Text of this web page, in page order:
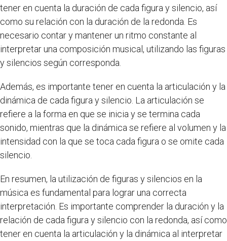
tener en cuenta la duración de cada figura y silencio, así
como su relación con la duración de la redonda. Es
necesario contar y mantener un ritmo constante al
interpretar una composición musical, utilizando las figuras
y silencios según corresponda.
Además, es importante tener en cuenta la articulación y la
dinámica de cada figura y silencio. La articulación se
refiere a la forma en que se inicia y se termina cada
sonido, mientras que la dinámica se refiere al volumen y la
intensidad con la que se toca cada figura o se omite cada
silencio.
En resumen, la utilización de figuras y silencios en la
música es fundamental para lograr una correcta
interpretación. Es importante comprender la duración y la
relación de cada figura y silencio con la redonda, así como
tener en cuenta la articulación y la dinámica al interpretar